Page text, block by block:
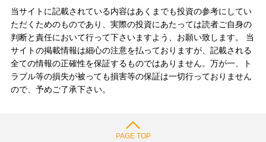
当サイトに記載されている内容はあくまでも投資の参考にしてい
ただくためのものであり、実際の投資にあたっては読者ご自身の
判断と責任において行って下さいますよう、お願い致します。 当
サイトの掲載情報は細心の注意を払っておりますが、記載される
全ての情報の正確性を保証するものではありません。万が一、ト
ラブル等の損失が被っても損害等の保証は一切行っておりません
ので、予めご了承下さい。
PAGE TOP